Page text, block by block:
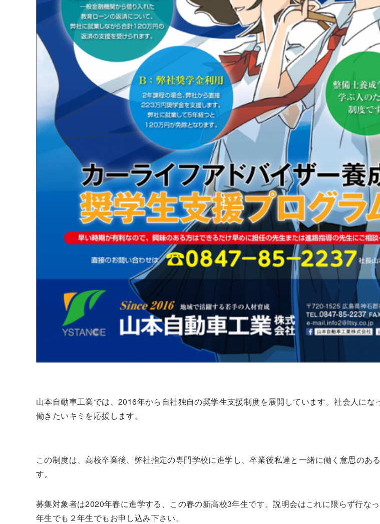
山本自動車工業では、2016年から自社独自の奨学生支援制度を展開しています。社会人にな
働きたいキミを応援します。
この制度は、高校卒業後、弊社指定の専門学校に進学し、卒業後私達と一緒に働く意思のあ
す。
募集対象者は2020年春に進学する、この春の新高校3年生です。説明会はこれに限らず行な
年生でも２年生でもお申し込み下さい。